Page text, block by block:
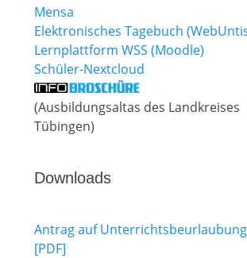
Mensa
Elektronisches Tagebuch
Lernplattform WSS (Moodle)
Schüler-Nextcloud
(Ausbildungsaltas des Landkreises
Tübingen)
Downloads
Antrag auf Unterrichtsbeurlaubung
[PDF]